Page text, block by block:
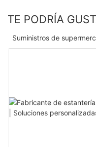
TE PODRÍA
Suministros de